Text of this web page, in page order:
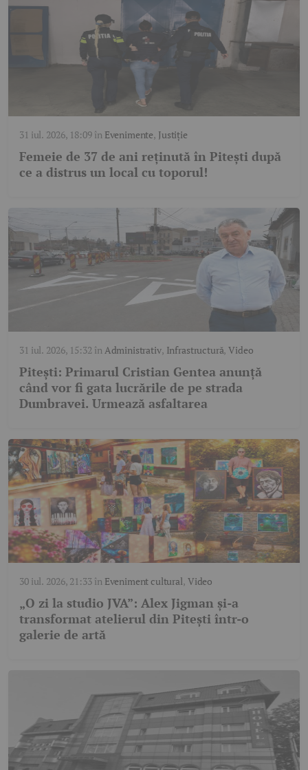
31 iul. 2026, 18:09în Evenimente, Justiție
Femeie de 37 de ani reținută în Pitești după
ce a distrus un local cu toporul!
31 iul. 2026, 15:32 înAdministrativ, Infrastructură,Video
Pitești: Primarul Cristian Gentea anunță
când vor fi gata lucrările de pe strada
Dumbravei. Urmează asfaltarea
30 iul. 2026, 21:33în Eveniment cultural, Video
„O zi la studio JVA”: Alex Jigman și-a
transformat atelierul din Pitești într-o
galerie de artă